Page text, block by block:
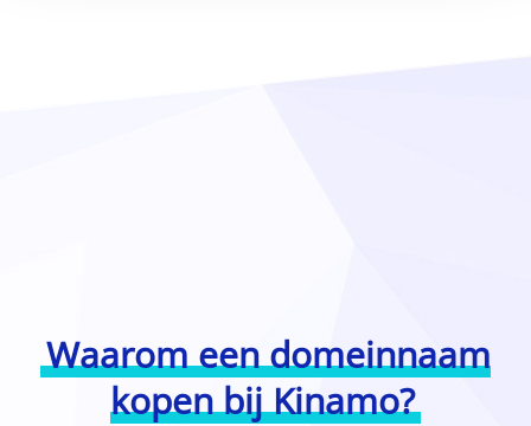
Waarom een domeinnaam
kopen bij Kinamo?